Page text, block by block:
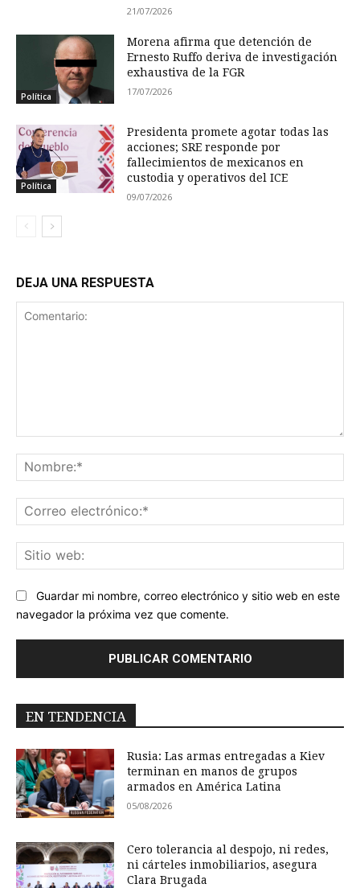
21/07/2026
Política
Morena afirma que detención de
Ernesto Ruffo deriva de investigación
exhaustiva de la FGR
17/07/2026
Política
Presidenta promete agotar todas las
acciones; SRE responde por
fallecimientos de mexicanos en
custodia y operativos del ICE
09/07/2026
DEJA UNA RESPUESTA
Guardar mi nombre, correo electrónico y sitio web en este
navegador la próxima vez que comente.
EN TENDENCIA
Rusia: Las armas entregadas a Kiev
terminan en manos de grupos
armados en América Latina
05/08/2026
Cero tolerancia al despojo, ni redes,
ni cárteles inmobiliarios, asegura
Clara Brugada